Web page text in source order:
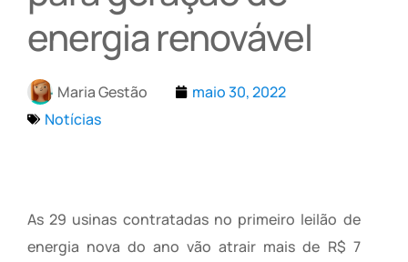
energia renovável
Maria Gestão
maio 30, 2022
Notícias
As 29 usinas contratadas no primeiro leilão de
energia nova do ano vão atrair mais de R$ 7